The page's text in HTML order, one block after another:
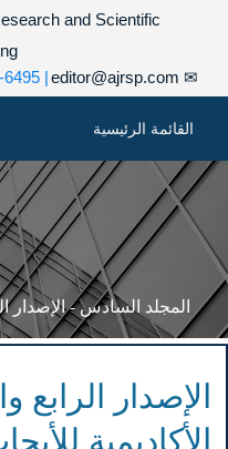
and Scientific
✉
المجلد السادس - الإصدار
الإصدار
الأكاديمية